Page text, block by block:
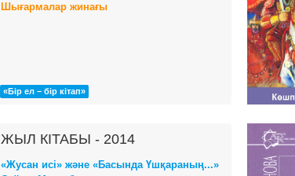
Шығармалар жинағы
«Бір ел – бір кітап»
ЖЫЛ КІТАБЫ - 2014
«Жусан исі» және «Басында Үшқараның...»